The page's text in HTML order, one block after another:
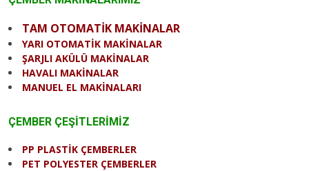
TAM OTOMATİK MAKİNALAR
YARI OTOMATİK MAKİNALAR
ŞARJLI AKÜLÜ MAKİNALAR
HAVALI MAKİNALAR
MANUEL EL MAKİNALARI
ÇEMBER ÇEŞİTLERİMİZ
PP PLASTİK ÇEMBERLER
PET POLYESTER ÇEMBERLER